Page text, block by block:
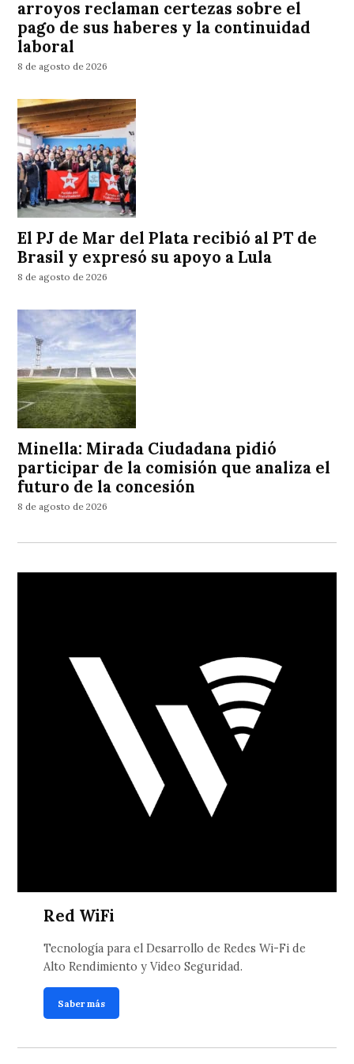
arroyos reclaman certezas sobre el
pago de sus haberes y la continuidad
laboral
8 de agosto de 2026
El PJ de Mar del Plata recibió al PT de
Brasil y expresó su apoyo a Lula
8 de agosto de 2026
Minella: Mirada Ciudadana pidió
participar de la comisión que analiza el
futuro de la concesión
8 de agosto de 2026
Red WiFi
Tecnología para el Desarrollo de Redes Wi-Fi de
Alto Rendimiento y Video Seguridad.
Saber más